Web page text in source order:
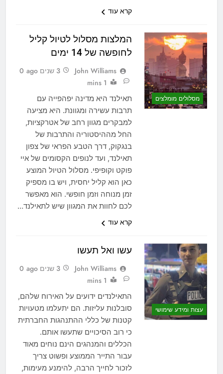
קרא עוד
מסלולים מומלצים
המלצות מסלול לטיול קליל
לחופשה של 14 ימים
John Williams 3 שנים ago
0
1 mins
תאילנד היא מדינה יפהפייה עם
תרבות עשירה ומגוונת. היא מציעה
למבקרים מגוון רחב של אטרקציות,
החל מההיסטוריה והתרבות של
בנגקוק, דרך הטבע הפראי של צפון
תאילנד, ועד לנופים הקסומים של איי
פוקט וקופיפי. מסלול הטיול המוצע
כאן הוא קליל יחסית, ויש בו מספיק
זמן מנוחה וזמן חופשי. הוא מאפשר
לכם לחוות את המגוון שיש לתאילנד…
קרא עוד
עצות ומידע שימושי
עשו ואל תעשו
John Williams 3 שנים ago
0
1 mins
התאילנדים ידועים על האירוח שלהם,
סובלנות עליזות. הם יתעלמו מטעויות
קטנות של כללי ההתנהגות החברתית
כי רוב הסיכויים שתעשו אותם.
הכללים והמנהגים הינם נוחים מאוד
עבור התייר הממוצע ופשוט צריך
לזכור לחייך הרבה, להימנע מעימות,